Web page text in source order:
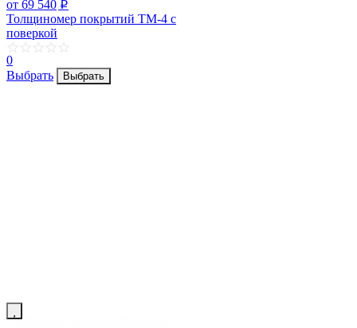
от 69 540 p
Толщиномер покрытий ТМ-4 с
поверкой
0
Выбрать
Выбрать